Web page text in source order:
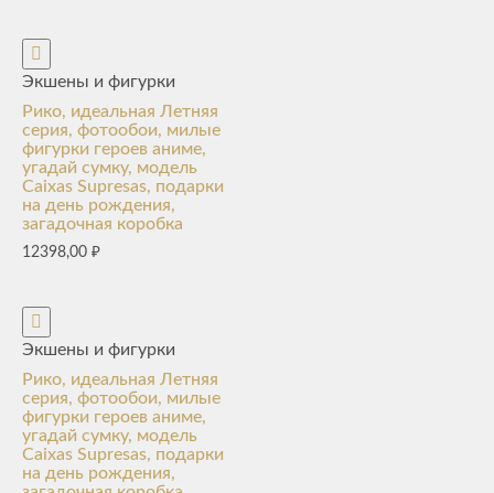
Экшены и фигурки
Рико, идеальная Летняя
серия, фотообои, милые
фигурки героев аниме,
угадай сумку, модель
Caixas Supresas, подарки
на день рождения,
загадочная коробка
12398,00 ₽
Экшены и фигурки
Рико, идеальная Летняя
серия, фотообои, милые
фигурки героев аниме,
угадай сумку, модель
Caixas Supresas, подарки
на день рождения,